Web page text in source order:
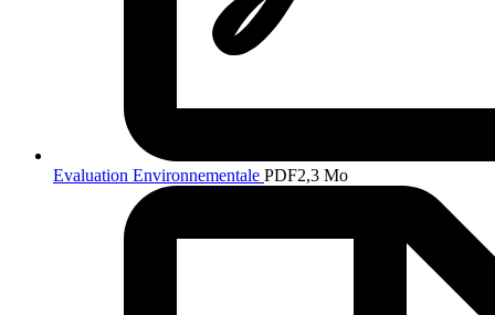
Evaluation Environnementale PDF2,3 Mo